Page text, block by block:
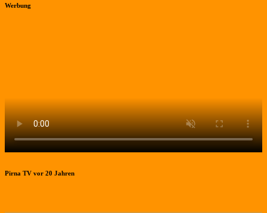
Werbung
Pirna TV vor 20 Jahren